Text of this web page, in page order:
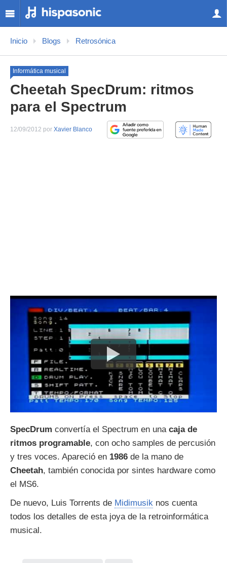
Inicio Blogs Retrosónica
Informática musical
Cheetah SpecDrum: ritmos
para el Spectrum
12/09/2012 por Xavier Blanco
SpecDrum convertía el Spectrum en una caja de
ritmos programable, con ocho samples de percusión
y tres voces. Apareció en 1986 de la mano de
Cheetah, también conocida por sintes hardware como
el MS6.
De nuevo, Luis Torrents de Midimusik nos cuenta
todos los detalles de esta joya de la retroinformática
musical.